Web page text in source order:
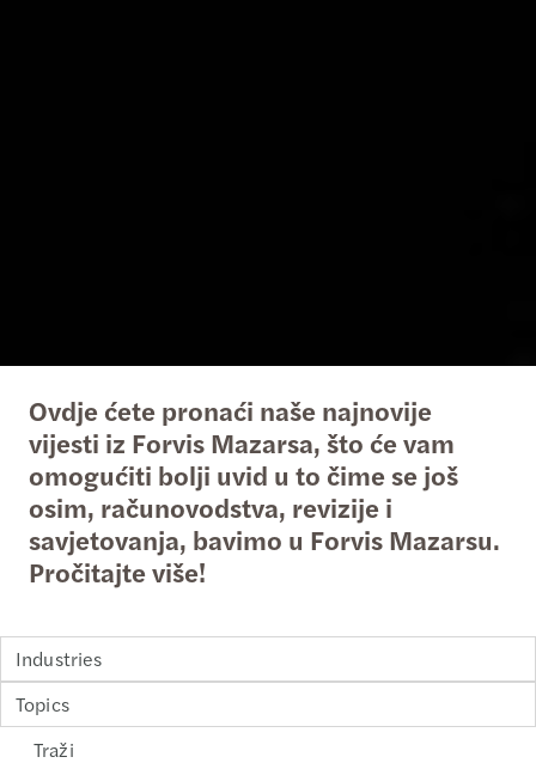
Ovdje ćete pronaći naše najnovije
vijesti iz Forvis Mazarsa, što će vam
omogućiti bolji uvid u to čime se još
osim, računovodstva, revizije i
savjetovanja, bavimo u Forvis Mazarsu.
Pročitajte više!
Industries
Topics